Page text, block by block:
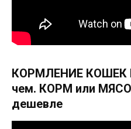
КОРМЛЕНИЕ КОШЕК
чем. КОРМ или
дешевле